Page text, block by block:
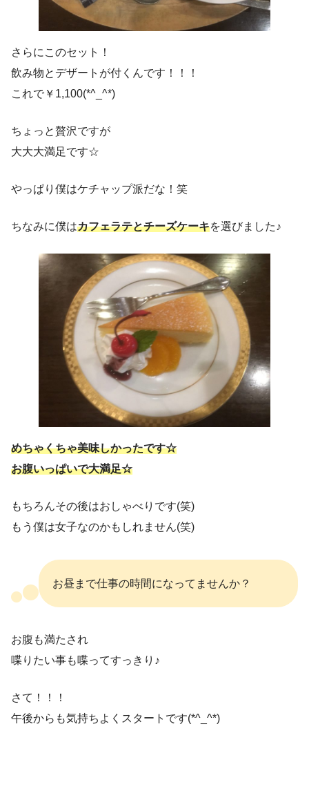
さらにこのセット！
飲み物とデザートが付くんです！！！
これで￥1,100(*^_^*)
ちょっと贅沢ですが
大大大満足です☆
やっぱり僕はケチャップ派だな！笑
ちなみに僕はカフェラテとチーズケーキを選びました♪
めちゃくちゃ美味しかったです☆
お腹いっぱいで大満足☆
もちろんその後はおしゃべりです(笑)
もう僕は女子なのかもしれません(笑)
お昼まで仕事の時間になってませんか？
お腹も満たされ
喋りたい事も喋ってすっきり♪
さて！！！
午後からも気持ちよくスタートです(*^_^*)